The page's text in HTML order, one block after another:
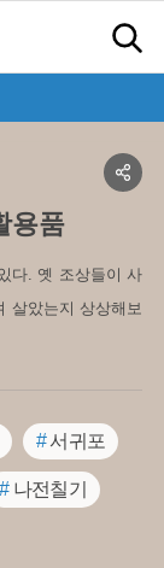
용품
다. 옛 조상들이 사
살았는지 상상해보
#서귀포
#나전칠기